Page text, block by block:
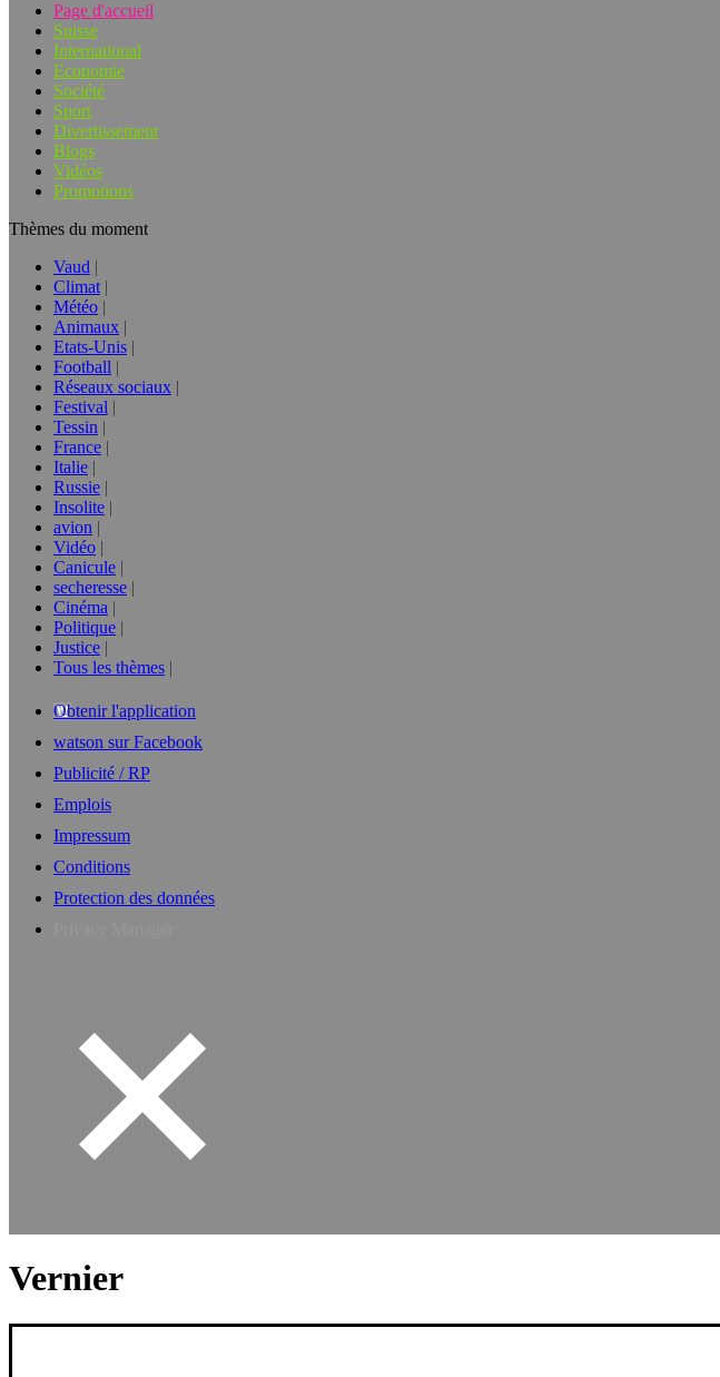
Page d'accueil
Suisse
International
Economie
Société
Sport
Divertissement
Blogs
Vidéos
Promotions
Thèmes du moment
Vaud
Climat
Météo
Animaux
Etats-Unis
Football
Réseaux sociaux
Festival
Tessin
France
Italie
Russie
Insolite
avion
Vidéo
Canicule
secheresse
Cinéma
Politique
Justice
Tous les thèmes
Obtenir l'application
watson sur Facebook
Publicité / RP
Emplois
Impressum
Conditions
Protection des données
Vernier